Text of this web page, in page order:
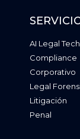
AI Legal Tech
Compliance
Corporativo
Legal
Litigación
Penal